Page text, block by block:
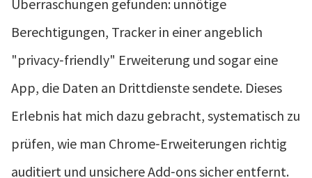
Überraschungen gefunden: unnötige
Berechtigungen, Tracker in einer angeblich
"privacy‑friendly" Erweiterung und sogar eine
App, die Daten an Drittdienste sendete. Dieses
Erlebnis hat mich dazu gebracht, systematisch zu
prüfen, wie man Chrome‑Erweiterungen richtig
auditiert und unsichere Add‑ons sicher entfernt.